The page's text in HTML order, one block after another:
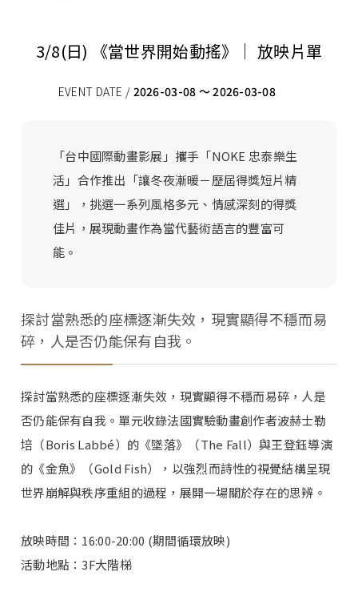
3/8(日) 《當世界開始動搖》│ 放映片單
EVENT DATE / 2026-03-08 ～ 2026-03-08
「台中國際動畫影展」攜手「NOKE 忠泰樂生
活」合作推出「讓冬夜漸暖－歷屆得獎短片精
選」，挑選一系列風格多元、情感深刻的得獎
佳片，展現動畫作為當代藝術語言的豐富可
能。
探討當熟悉的座標逐漸失效，現實顯得不穩而易
碎，人是否仍能保有自我。
探討當熟悉的座標逐漸失效，現實顯得不穩而易碎，人是
否仍能保有自我。單元收錄法國實驗動畫創作者波赫士勒
培（Boris Labbé）的《墜落》（The Fall）與王登鈺導演
的《金魚》（Gold Fish），以強烈而詩性的視覺結構呈現
世界崩解與秩序重組的過程，展開一場關於存在的思辨。
放映時間：16:00-20:00 (期間循環放映)
活動地點：3F大階梯